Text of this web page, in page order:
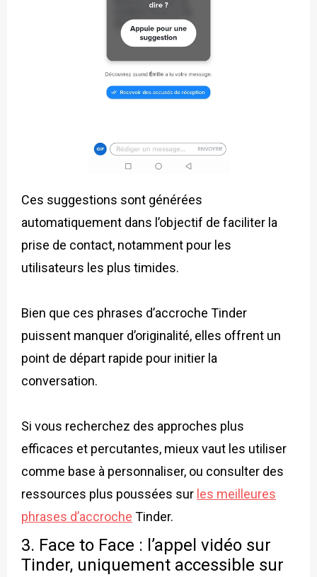
Ces suggestions sont générées
automatiquement dans l’objectif de faciliter la
prise de contact, notamment pour les
utilisateurs les plus timides.
Bien que ces phrases d’accroche Tinder
puissent manquer d’originalité, elles offrent un
point de départ rapide pour initier la
conversation.
Si vous recherchez des approches plus
efficaces et percutantes, mieux vaut les utiliser
comme base à personnaliser, ou consulter des
ressources plus poussées sur les meilleures
phrases d’accroche Tinder.
3. Face to Face : l’appel vidéo sur
Tinder, uniquement accessible sur